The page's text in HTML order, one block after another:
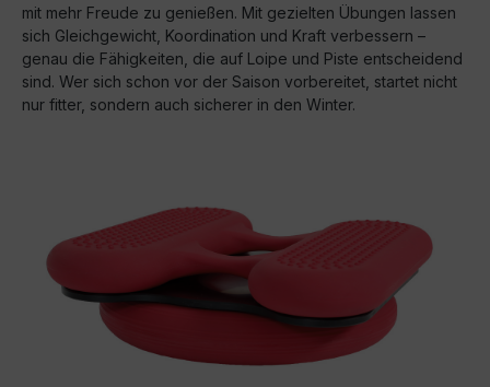
mit mehr Freude zu genießen. Mit gezielten Übungen lassen
sich Gleichgewicht, Koordination und Kraft verbessern –
genau die Fähigkeiten, die auf Loipe und Piste entscheidend
sind. Wer sich schon vor der Saison vorbereitet, startet nicht
nur fitter, sondern auch sicherer in den Winter.